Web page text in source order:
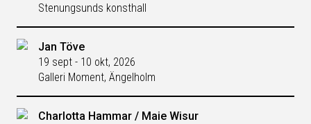
Stenungsunds konsthall
Jan Töve
19 sept - 10 okt, 2026
Galleri Moment, Ängelholm
Charlotta Hammar / Maie Wisur